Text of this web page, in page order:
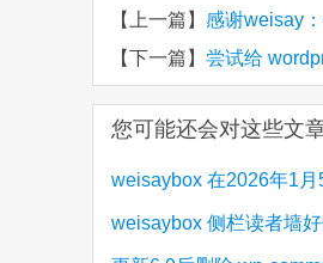
【上一篇】 感谢weisay
【下一篇】 尝试给
您可能还会对这些文
weisaybox 在2026年1
weisaybox 侧栏读者墙